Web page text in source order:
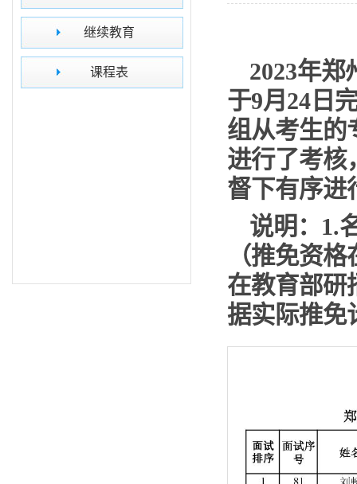
继续教育
课程表 2023年郑
于9月 24 日
组从考生的
进行了考核
督下有序进
说明：1.
（推免资格
在教育部研
据实际推免